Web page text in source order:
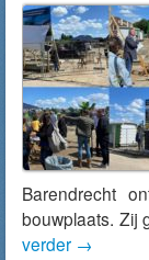
Barendrecht
bouwplaats. Zij
verder →